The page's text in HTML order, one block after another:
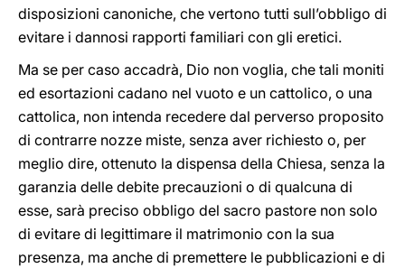
disposizioni canoniche, che vertono tutti sull’obbligo di
evitare i dannosi rapporti familiari con gli eretici.
Ma se per caso accadrà, Dio non voglia, che tali moniti
ed esortazioni cadano nel vuoto e un cattolico, o una
cattolica, non intenda recedere dal perverso proposito
di contrarre nozze miste, senza aver richiesto o, per
meglio dire, ottenuto la dispensa della Chiesa, senza la
garanzia delle debite precauzioni o di qualcuna di
esse, sarà preciso obbligo del sacro pastore non solo
di evitare di legittimare il matrimonio con la sua
presenza, ma anche di premettere le pubblicazioni e di